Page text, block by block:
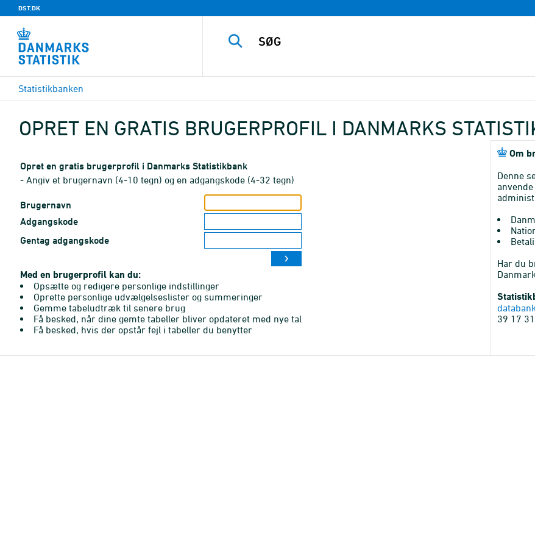
DST.DK
Statistikbanken
OPRET EN GRATIS BRUGERPROFIL I DANMARKS
Opret en gratis brugerprofil i Danmarks Statistikbank
- Angiv et brugernavn (4-10 tegn) og en adgangskode (4-32 tegn)
Brugernavn
Adgangskode
Gentag adgangskode
Med en brugerprofil kan du:
Opsætte og redigere personlige indstillinger
Oprette personlige udvælgelseslister og summeringer
Gemme tabeludtræk til senere brug
Få besked, når dine gemte tabeller bliver opdateret med nye tal
Få besked, hvis der opstår fejl i tabeller du benytter
Om
Denne
Har du
39 17